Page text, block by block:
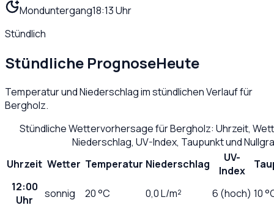
Monduntergang18:13 Uhr
Stündlich
Stündliche PrognoseHeute
Temperatur und Niederschlag im stündlichen Verlauf für
Bergholz.
Stündliche Wettervorhersage fürBergholz: Uhrzeit,
Niederschlag, UV-Index, Taupunkt und
Uhrzeit Wetter Temperatur Niederschlag
UV-
Index
12:00
Uhr
sonnig 20°C 0,0L/m² 6 (hoch) 10